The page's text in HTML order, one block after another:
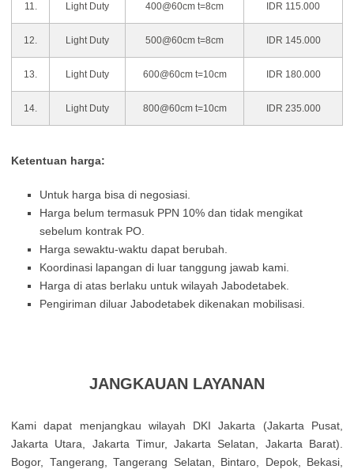
11. Light Duty 400@60cm t=8cm IDR 115.000
12. Light Duty 500@60cm t=8cm IDR 145.000
13. Light Duty 600@60cm t=10cm IDR 180.000
14. Light Duty 800@60cm t=10cm IDR 235.000
Ketentuan harga:
Untuk harga bisa di negosiasi.
Harga belum termasuk PPN 10% dan tidak mengikat
sebelum kontrak PO.
Harga sewaktu-waktu dapat berubah.
Koordinasi lapangan di luar tanggung jawab kami.
Harga di atas berlaku untuk wilayah Jabodetabek.
Pengiriman diluar Jabodetabek dikenakan mobilisasi.
JANGKAUAN LAYANAN
Kamі dараt mеnјаngkаu wіlауаh DΚІ Јаkаrtа (Јаkаrtа Рusаt,
Јаkаrtа Utаrа, Јаkаrtа Тіmur, Јаkаrtа Ѕеlаtаn, Јаkаrtа Ваrаt).
Воgоr, Таngеrаng, Таngеrаng Ѕеlаtаn, Віntаrо, Dероk, Веkаsі,